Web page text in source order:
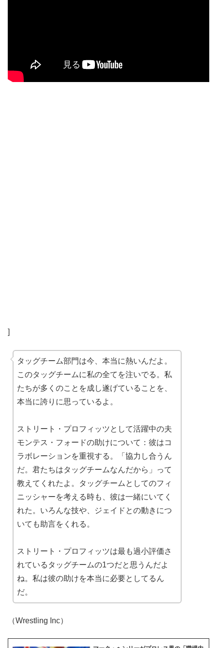
]
タッグチーム部門は今、本当に熱いんだよ。
このタッグチームに私の全てを注いでる。私
たちが多くのことを成し遂げていることを、
本当に誇りに思っているよ。
ストリート・プロフィッツとして活躍中の夫
モンテス・フォードの助けについて：彼はコ
ラボレーションを重視する。「協力し合うん
だ。君たちはタッグチームなんだから」って
教えてくれたよ。タッグチームとしてのフィ
ニッシャーを考える時も、彼は一緒にいてく
れた。いろんな技や、ジェイドとの動きにつ
いても助言をくれる。
ストリート・プロフィッツは最も過小評価さ
れているタッグチームの1つだと思うんだよ
ね。私は彼の助けを本当に必要としてるん
だ。
（Wrestling Inc）